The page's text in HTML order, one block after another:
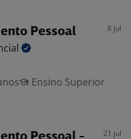
Pessoal 8 jul
Ensino Superior
21 jul